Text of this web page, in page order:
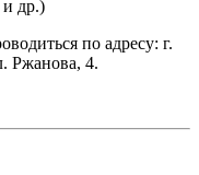
др.)
по адресу: г.
Ржанова, 4.